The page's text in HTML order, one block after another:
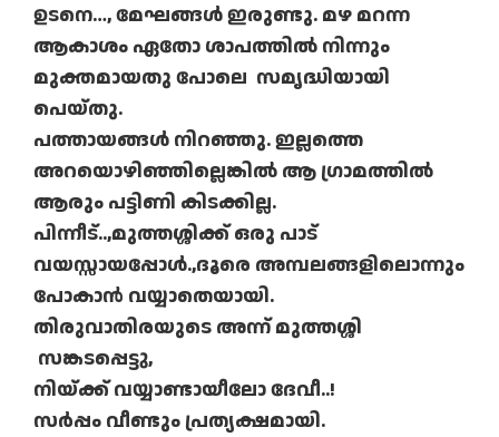
ഉടനെ…, മേഘങ്ങൾ ഇരുണ്ടു. മഴ മറന്ന
ആകാശം ഏതോ ശാപത്തിൽ നിന്നും
മുക്തമായതു പോലെ സമൃദ്ധിയായി
പെയ്തു.
പത്തായങ്ങൾ നിറഞ്ഞു. ഇല്ലത്തെ
അറയൊഴിഞ്ഞില്ലെങ്കിൽ ആ ഗ്രാമത്തിൽ
ആരും പട്ടിണി കിടക്കില്ല.
പിന്നീട്..,മുത്തശ്ശിക്ക് ഒരു പാട്
വയസ്സായപ്പോൾ.,ദൂരെ അമ്പലങ്ങളിലൊന്നും
പോകാൻ വയ്യാതെയായി.
തിരുവാതിരയുടെ അന്ന് മുത്തശ്ശി
സങ്കടപ്പെട്ടു,
നിയ്ക്ക് വയ്യാണ്ടായീലോ ദേവീ..!
സർപ്പം വീണ്ടും പ്രത്യക്ഷമായി.